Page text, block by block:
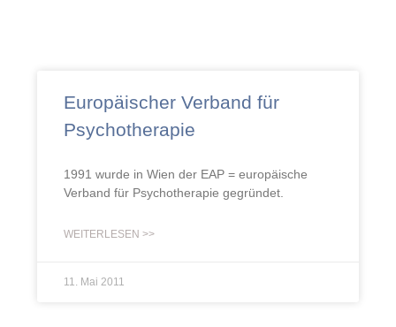
Europäischer Verband für
Psychotherapie
1991 wurde in Wien der EAP = europäische
Verband für Psychotherapie gegründet.
WEITERLESEN >>
11. Mai 2011